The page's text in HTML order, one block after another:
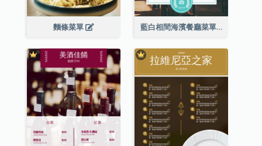
麵條菜單 藍白相間海濱餐廳菜單